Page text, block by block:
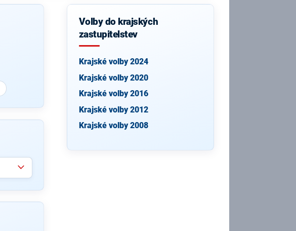
Volby do krajských
zastupitelstev
Krajské volby 2024
Krajské volby 2020
Krajské volby 2016
Krajské volby 2012
Krajské volby 2008